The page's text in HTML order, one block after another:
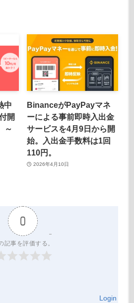
中
開
～
BinanceがPayPayマネ
ーによる事前即時入出金
サービスを4月9日から開
始。入出金手数料は1回
110円。
2026年4月10日
0
記事を評価する。
Login